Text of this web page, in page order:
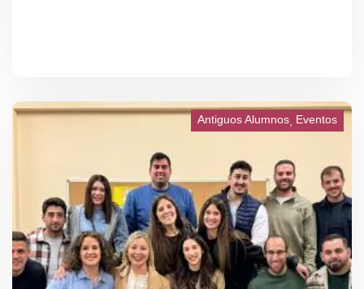
Antiguos Alumnos Eventos